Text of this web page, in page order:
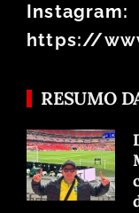
Instagram:
https://
RESUMO